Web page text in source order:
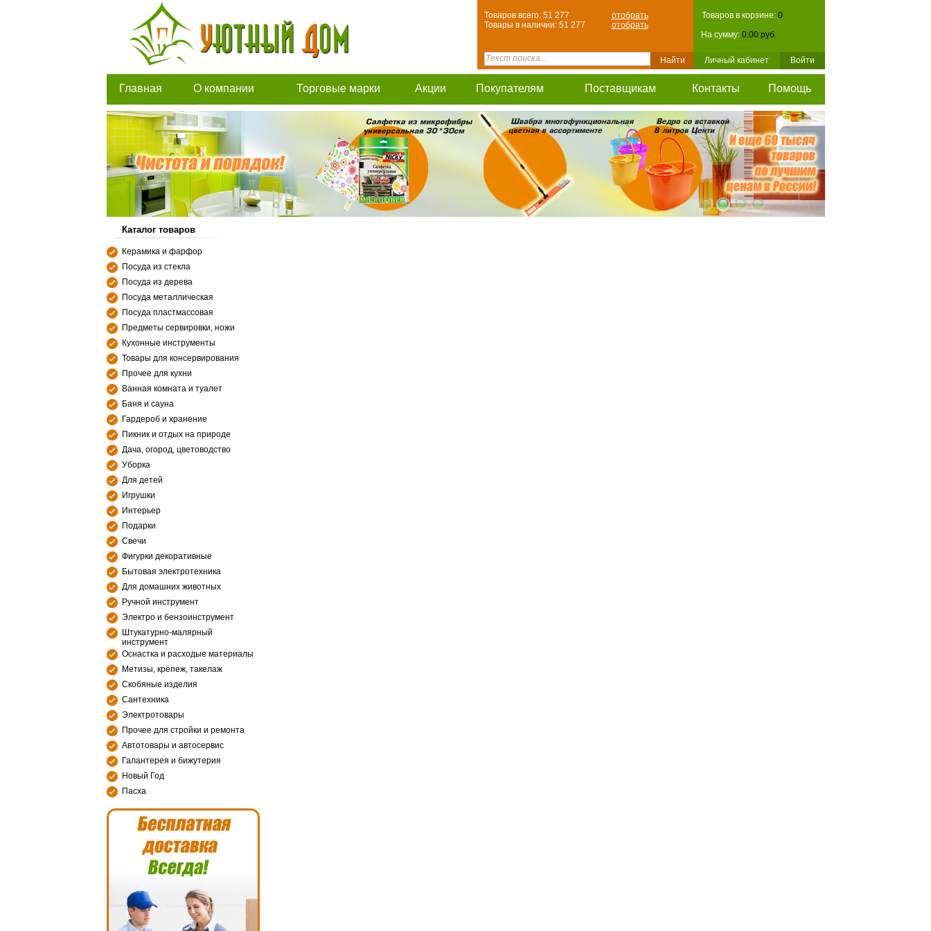
Товаров в корзине: 0
На сумму: 0.00 руб.
Личный кабинет Войти
Товаров всего: 51 277
отобрать
Товары в наличии: 51 277
отобрать
Главная О компании Торговые марки Акции Покупателям Поставщикам Контакты Помощь
Каталог товаров
Керамика и фарфор
Посуда из стекла
Посуда из дерева
Посуда металлическая
Посуда пластмассовая
Предметы сервировки, ножи
Кухонные инструменты
Товары для консервирования
Прочее для кухни
Ванная комната и туалет
Баня и сауна
Гардероб и хранение
Пикник и отдых на природе
Дача, огород, цветоводство
Уборка
Для детей
Игрушки
Интерьер
Подарки
Свечи
Фигурки декоративные
Бытовая электротехника
Для домашних животных
Ручной инструмент
Электро и бензоинструмент
Штукатурно-малярный
инструмент
Оснастка и расходые материалы
Метизы, крепеж, такелаж
Скобяные изделия
Сантехника
Электротовары
Прочее для стройки и ремонта
Автотовары и автосервис
Галантерея и бижутерия
Новый Год
Пасха